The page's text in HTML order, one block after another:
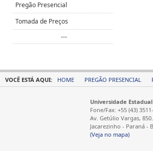
Pregão Presencial
Tomada de Preços
---
VOCÊ ESTÁ AQUI: HOME PREGÃO PRESENCIAL
Universidade
Fone/Fax: +55 (43)
Av. Getúlio Vargas,
Jacarezinho - Paraná -
(Veja no mapa)